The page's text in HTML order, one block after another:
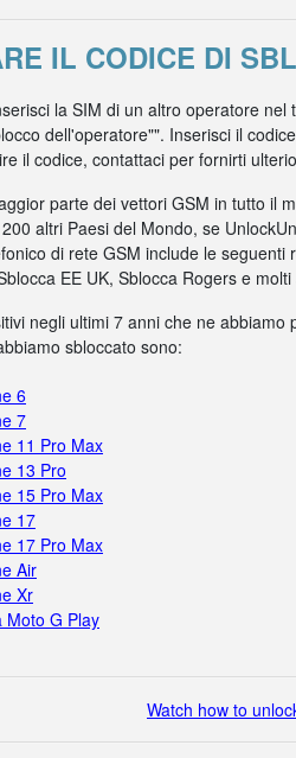
IL CODICE DI
la SIM di un altro operatore
dell'operatore"". Inserisci il
il codice, contattaci per fornirti
parte dei vettori GSM in tutto il
altri Paesi del Mondo, se
di rete GSM include le
EE UK, Sblocca Rogers e molti
negli ultimi 7 anni che ne
sbloccato sono:
6
7
11 Pro Max
13 Pro
15 Pro Max
17
17 Pro Max
Air
Xr
Moto G Play
Watch how to